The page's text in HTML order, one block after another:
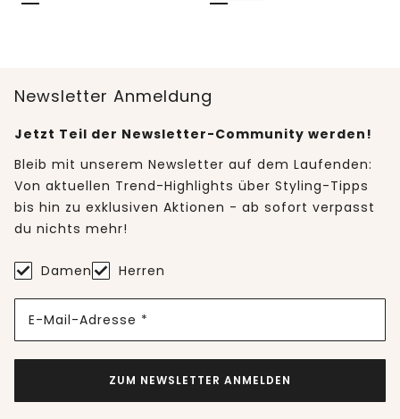
Newsletter Anmeldung
Jetzt Teil der Newsletter-Community werden!
Bleib mit unserem Newsletter auf dem Laufenden:
Von aktuellen Trend-Highlights über Styling-Tipps
bis hin zu exklusiven Aktionen - ab sofort verpasst
du nichts mehr!
Damen Herren
E-Mail-Adresse *
ZUM NEWSLETTER ANMELDEN